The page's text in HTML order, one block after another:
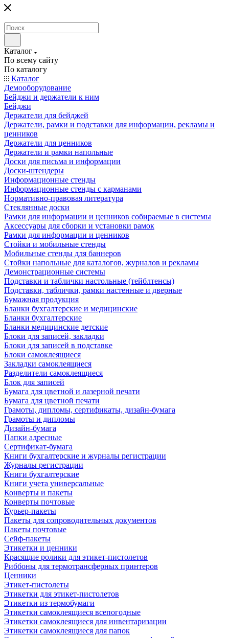
Каталог
По всему сайту
По каталогу
Каталог
Демооборудование
Бейджи и держатели к ним
Бейджи
Держатели для бейджей
Держатели, рамки и подставки для информации, рекламы и
ценников
Держатели для ценников
Держатели и рамки напольные
Доски для письма и информации
Доски-штендеры
Информационные стенды
Информационные стенды с карманами
Нормативно-правовая литература
Стеклянные доски
Рамки для информации и ценников собираемые в системы
Аксессуары для сборки и установки рамок
Рамки для информации и ценников
Стойки и мобильные стенды
Мобильные стенды для баннеров
Стойки напольные для каталогов, журналов и рекламы
Демонстрационные системы
Подставки и таблички настольные (тейблтенсы)
Подставки, таблички, рамки настенные и дверные
Бумажная продукция
Бланки бухгалтерские и медицинские
Бланки бухгалтерские
Бланки медицинские детские
Блоки для записей, закладки
Блоки для записей в подставке
Блоки самоклеящиеся
Закладки самоклеящиеся
Разделители самоклеящиеся
Блок для записей
Бумага для цветной и лазерной печати
Бумага для цветной печати
Грамоты, дипломы, сертификаты, дизайн-бумага
Грамоты и дипломы
Дизайн-бумага
Папки адресные
Сертификат-бумага
Книги бухгалтерские и журналы регистрации
Журналы регистрации
Книги бухгалтерские
Книги учета универсальные
Конверты и пакеты
Конверты почтовые
Курьер-пакеты
Пакеты для сопроводительных документов
Пакеты почтовые
Сейф-пакеты
Этикетки и ценники
Красящие ролики для этикет-пистолетов
Риббоны для термотрансферных принтеров
Ценники
Этикет-пистолеты
Этикетки для этикет-пистолетов
Этикетки из термобумаги
Этикетки самоклеящиеся всепогодные
Этикетки самоклеящиеся для инвентаризации
Этикетки самоклеящиеся для папок